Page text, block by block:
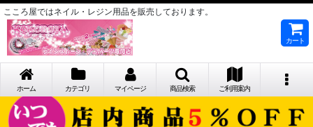
こころ屋ではネイル・レジン用品を販売しております。
カート
ホーム カテゴリ マイページ 商品検索 ご利用案内